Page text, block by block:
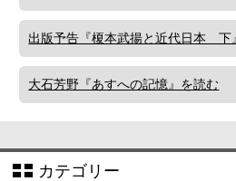
出版予告『榎本武揚と近代日本 下
大石芳野『あすへの記憶』を読む
カテゴリー